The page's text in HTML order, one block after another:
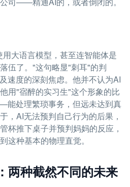
大语言模型，甚至连智能体是
伍了。"这句略显"刺耳"的判
速度的深刻焦虑。他并不认为AI
用"宿醉的实习生"这个形象的比
处理繁琐事务，但远未达到真
，AI无法预判自己行为的后果，
杯推下桌子并预判妈妈的反应，
这种基本的物理直觉。
两种截然不同的未来